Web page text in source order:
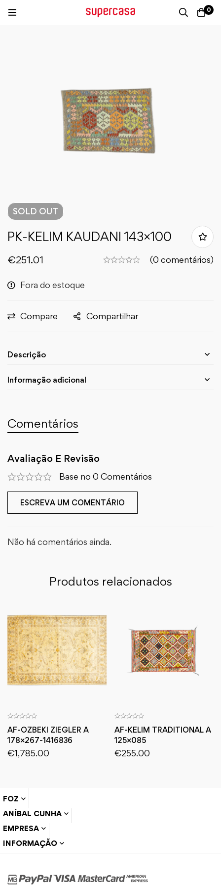
0
SOLD OUT
PK-KELIM KAUDANI 143×100
€251.01 (0 comentários)
Fora do estoque
Compare Compartilhar
Descrição
Informação adicional
Comentários
Avaliação E Revisão
Base no 0 Comentários
ESCREVA UM COMENTÁRIO
Não há comentários ainda.
Produtos relacionados
AF-OZBEKI ZIEGLER A
178×267-1416836
€1,785.00
AF-KELIM TRADITIONAL A
125×085
€255.00
FOZ
ANÍBAL CUNHA
EMPRESA
INFORMAÇÃO